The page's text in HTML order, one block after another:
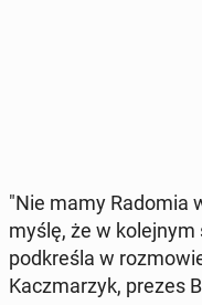
"Nie mamy Radomia
myślę, że w
pod­kre­śla w
Kacz­ma­rzyk, prezes